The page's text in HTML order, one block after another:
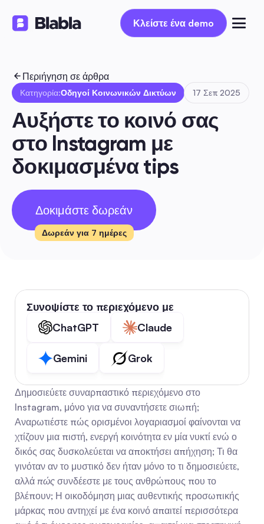
Κλείστε ένα demo
Κλείστε ένα demo
Περιήγηση σε άρθρα
Κατηγορία:Οδηγοί Κοινωνικών Δικτύων 17 Σεπ 2025
Αυξήστε το κοινό σας
στο Instagram με
δοκιμασμένα tips
Δοκιμάστε δωρεάν
Δωρεάν για 7 ημέρες
Συνοψίστε το περιεχόμενο με
ChatGPT
Claude
Gemini Grok
Δημοσιεύετε συναρπαστικό περιεχόμενο στο
Instagram, μόνο για να συναντήσετε σιωπή;
Αναρωτιέστε πώς ορισμένοι λογαριασμοί φαίνονται να
χτίζουν μια πιστή, ενεργή κοινότητα εν μία νυκτί ενώ ο
δικός σας δυσκολεύεται να αποκτήσει απήχηση; Τι θα
γινόταν αν το μυστικό δεν ήταν μόνο το τι δημοσιεύετε,
αλλά πώς συνδέεστε με τους ανθρώπους που το
βλέπουν; Η οικοδόμηση μιας αυθεντικής προσωπικής
μάρκας που αντηχεί με ένα κοινό απαιτεί περισσότερα